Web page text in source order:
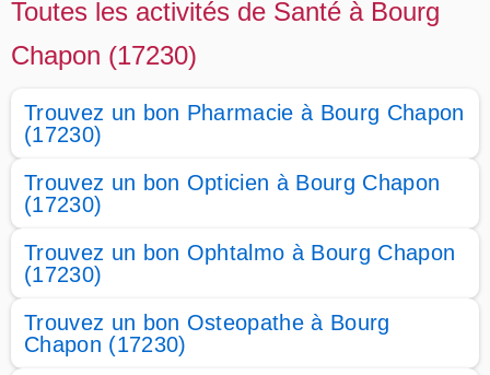
Toutes les activités de Santé à Bourg
Chapon (17230)
Trouvez un bon Pharmacie à Bourg Chapon
(17230)
Trouvez un bon Opticien à Bourg Chapon
(17230)
Trouvez un bon Ophtalmo à Bourg Chapon
(17230)
Trouvez un bon Osteopathe à Bourg
Chapon (17230)